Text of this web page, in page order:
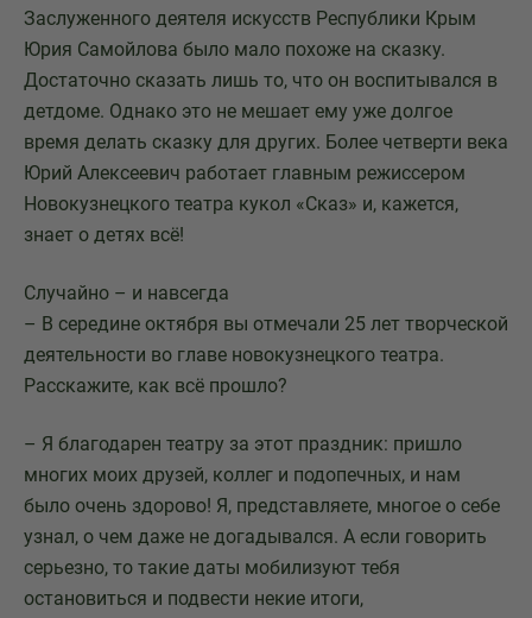
Заслуженного деятеля искусств Республики Крым
Юрия Самойлова было мало похоже на сказку.
Достаточно сказать лишь то, что он воспитывался в
детдоме. Однако это не мешает ему уже долгое
время делать сказку для других. Более четверти века
Юрий Алексеевич работает главным режиссером
Новокузнецкого театра кукол «Сказ» и, кажется,
знает о детях всё!
Случайно – и навсегда
– В середине октября вы отмечали 25 лет творческой
деятельности во главе новокузнецкого театра.
Расскажите, как всё прошло?
– Я благодарен театру за этот праздник: пришло
многих моих друзей, коллег и подопечных, и нам
было очень здорово! Я, представляете, многое о себе
узнал, о чем даже не догадывался. А если говорить
серьезно, то такие даты мобилизуют тебя
остановиться и подвести некие итоги,